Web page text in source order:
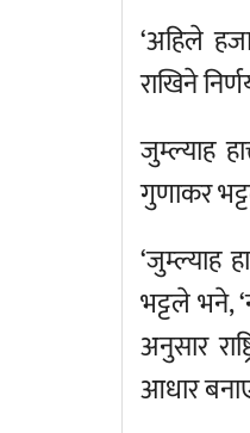
‘अहिले
राखिने
जुम्ल्याह
गुणाकर
‘जुम्ल्याह
भट्टले भने,
अनुसार
आधार